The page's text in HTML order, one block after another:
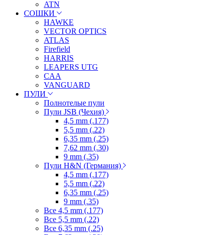
ATN
СОШКИ
HAWKE
VECTOR OPTICS
ATLAS
Firefield
HARRIS
LEAPERS UTG
CAA
VANGUARD
ПУЛИ
Полнотелые пули
Пули JSB (Чехия)
4,5 mm (.177)
5,5 mm (.22)
6,35 mm (.25)
7,62 mm (.30)
9 mm (.35)
Пули H&N (Германия)
4,5 mm (.177)
5,5 mm (.22)
6,35 mm (.25)
9 mm (.35)
Все 4,5 mm (.177)
Все 5,5 mm (.22)
Все 6,35 mm (.25)